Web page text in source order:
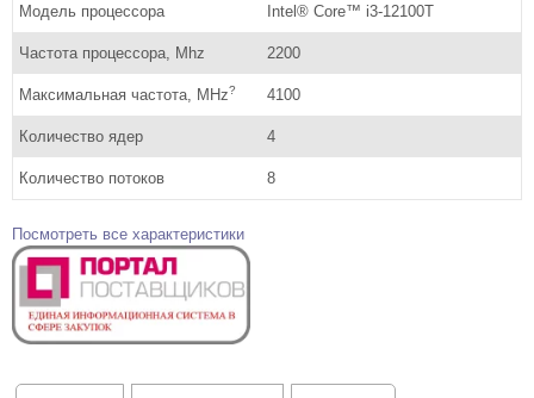
Модель процессора Intel® Core™ i3-12100T
Частота процессора, Mhz 2200
Максимальная частота, MHz? 4100
Количество ядер 4
Количество потоков 8
Посмотреть все характеристики